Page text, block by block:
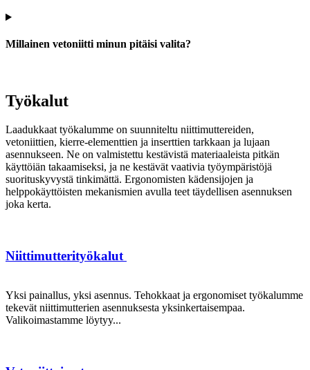
Millainen vetoniitti minun pitäisi valita?
Työkalut
Laadukkaat työkalumme on suunniteltu niittimuttereiden,
vetoniittien, kierre-elementtien ja inserttien tarkkaan ja lujaan
asennukseen. Ne on valmistettu kestävistä materiaaleista pitkän
käyttöiän takaamiseksi, ja ne kestävät vaativia työympäristöjä
suorituskyvystä tinkimättä. Ergonomisten kädensijojen ja
helppokäyttöisten mekanismien avulla teet täydellisen asennuksen
joka kerta.
Niittimutterityökalut
Yksi painallus, yksi asennus. Tehokkaat ja ergonomiset työkalumme
tekevät niittimutterien asennuksesta yksinkertaisempaa.
Valikoimastamme löytyy...